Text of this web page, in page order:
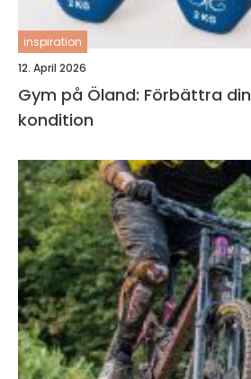
inspiration
12. April 2026
Gym på Öland: Förbättra
kondition